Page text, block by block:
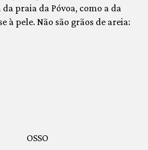
praia da Póvoa, como a da
à pele. Não são grãos de areia:
OSSO